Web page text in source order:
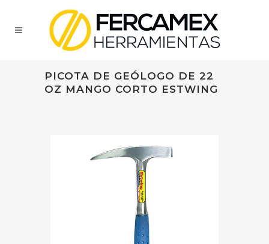
PICOTA DE GEÓLOGO DE 22
OZ MANGO CORTO ESTWING